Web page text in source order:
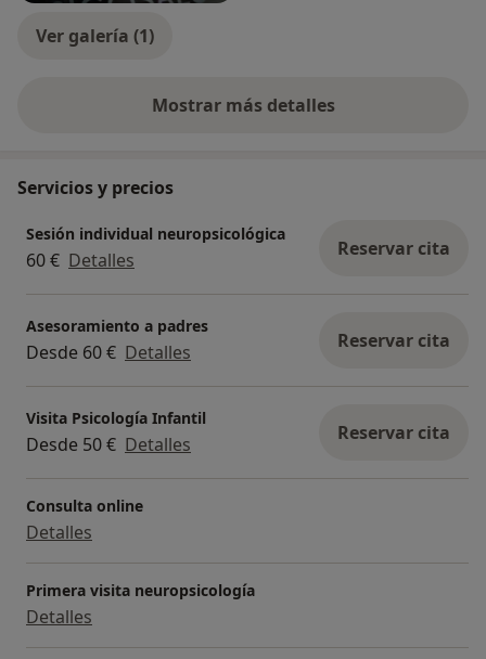
Ver galería (1)
Mostrar más detalles
sobre la experiencia
Servicios y precios
Sesión individual neuropsicológica
60 € Detalles Reservar cita
Asesoramiento a padres
Desde 60 € Detalles Reservar cita
Visita Psicología Infantil
Desde 50 € Detalles Reservar cita
Consulta online
Detalles
Primera visita neuropsicología
Detalles